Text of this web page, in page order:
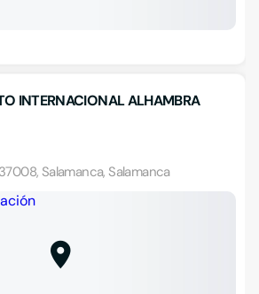
INTERNACIONAL ALHAMBRA
Salamanca, Salamanca